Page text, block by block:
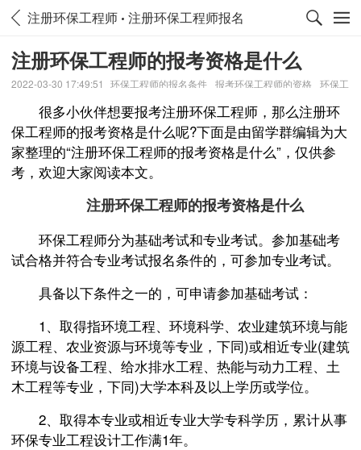
注册环保工程师 注册环保工程师报名
注册环保工程师的报考资格是什么
2022-03-30 17:49:51 环保工程师的报名条件 报考环保工程师的资格
环保工
很多小伙伴想要报考注册环保工程师，那么注册环
保工程师的报考资格是什么呢?下面是由留学群编辑为大
家整理的“注册环保工程师的报考资格是什么”，仅供参
考，欢迎大家阅读本文。
注册环保工程师的报考资格是什么
环保工程师分为基础考试和专业考试。参加基础考
试合格并符合专业考试报名条件的，可参加专业考试。
具备以下条件之一的，可申请参加基础考试：
1、取得指环境工程、环境科学、农业建筑环境与能
源工程、农业资源与环境等专业，下同)或相近专业(建筑
环境与设备工程、给水排水工程、热能与动力工程、土
木工程等专业，下同)大学本科及以上学历或学位。
2、取得本专业或相近专业大学专科学历，累计从事
环保专业工程设计工作满1年。